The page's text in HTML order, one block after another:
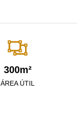
300m²
ÁREA ÚTIL